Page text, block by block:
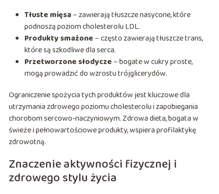
Tłuste mięsa – zawierają tłuszcze nasycone, które
podnoszą poziom cholesterolu LDL.
Produkty smażone – często zawierają tłuszcze trans,
które są szkodliwe dla serca.
Przetworzone słodycze – bogate w cukry proste,
mogą prowadzić do wzrostu trójglicerydów.
Ograniczenie spożycia tych produktów jest kluczowe dla
utrzymania zdrowego poziomu cholesterolu i zapobiegania
chorobom sercowo-naczyniowym. Zdrowa dieta, bogata w
świeże i pełnowartościowe produkty, wspiera profilaktykę
zdrowotną.
Znaczenie aktywności fizycznej i
zdrowego stylu życia